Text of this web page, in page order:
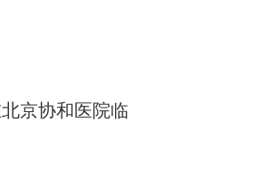
京协和医院临